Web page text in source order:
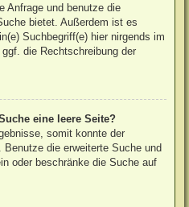
Anfrage und benutze die
bietet. Außerdem ist es
Suchbegriff(e) hier nirgends im
die Rechtschreibung der
eine leere Seite?
somit konnte der
die erweiterte Suche und
oder beschränke die Suche auf